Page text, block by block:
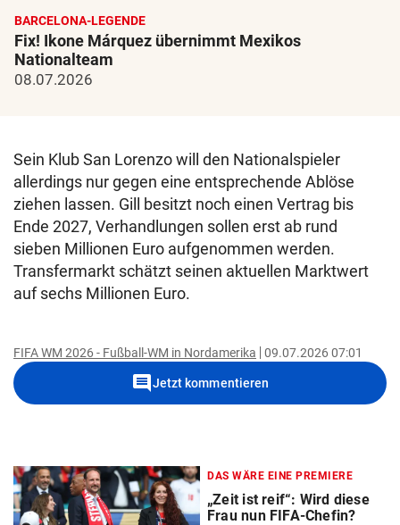
BARCELONA-LEGENDE
Fix! Ikone Márquez übernimmt Mexikos
Nationalteam
08.07.2026
Sein Klub San Lorenzo will den Nationalspieler
allerdings nur gegen eine entsprechende Ablöse
ziehen lassen. Gill besitzt noch einen Vertrag bis
Ende 2027, Verhandlungen sollen erst ab rund
sieben Millionen Euro aufgenommen werden.
Transfermarkt schätzt seinen aktuellen Marktwert
auf sechs Millionen Euro.
FIFA WM 2026 - Fußball-WM in Nordamerika 09.07.2026 07:01
commentJetzt kommentieren
DAS WÄRE EINE PREMIERE
„Zeit ist reif“: Wird diese
Frau nun FIFA-Chefin?